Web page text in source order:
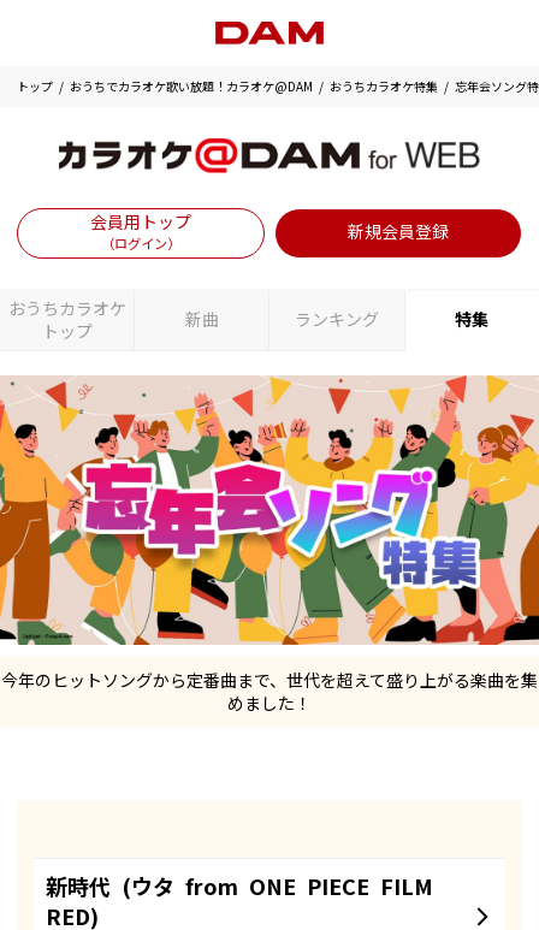
トップ おうちでカラオケ歌い放題！カラオケ@DAM おうちカラオケ特集 忘年会ソング
会員用トップ
（ログイン）
新規会員登録
おうちカラオケ
トップ
新曲 ランキング 特集
今年のヒットソングから定番曲まで、世代を超えて盛り上がる楽曲を集
めました！
新時代 (ウタ from ONE PIECE FILM
RED)